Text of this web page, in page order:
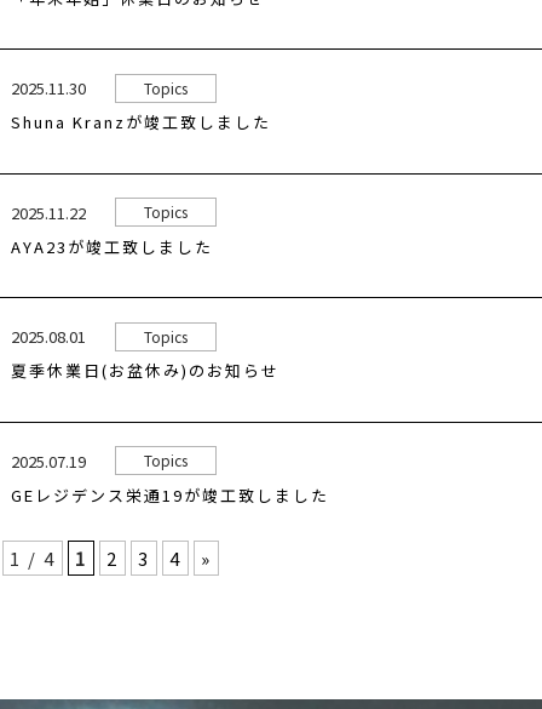
2025.11.30 Topics
Shuna Kranzが竣工致しました
2025.11.22 Topics
AYA23が竣工致しました
2025.08.01 Topics
夏季休業日(お盆休み)のお知らせ
2025.07.19 Topics
GEレジデンス栄通19が竣工致しました
1 / 4 1 2 3 4 »